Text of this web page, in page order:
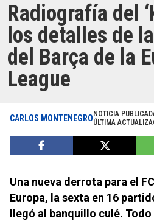
Radiografía del
los detalles de
del Barça de la
League
CARLOS MONTENEGRO NOTICIA
ÚLTIMA
Una nueva derrota para el
Europa, la sexta en 16
llegó al banquillo culé.